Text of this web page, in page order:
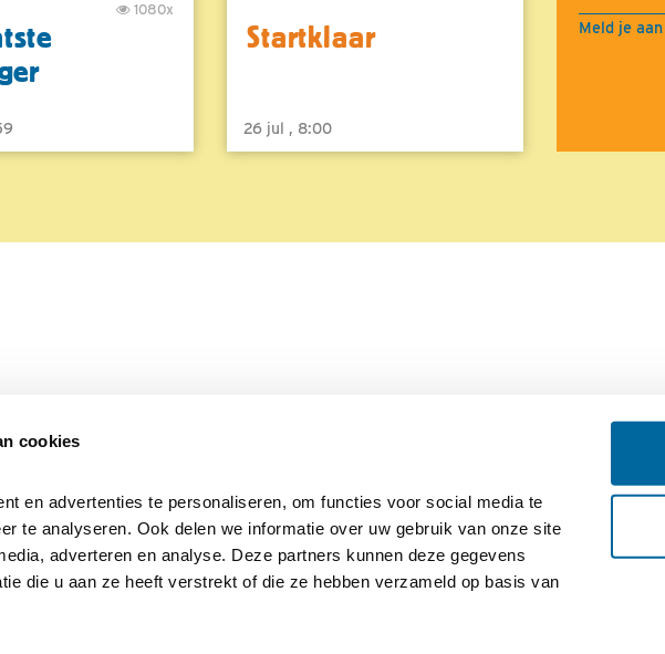
cookies
en advertenties te personaliseren, om functies voor social media te
te analyseren. Ook delen we informatie over uw gebruik van onze site
adverteren en analyse. Deze partners kunnen deze gegevens
die u aan ze heeft verstrekt of die ze hebben verzameld op basis van
1080x
Startklaar
26 jul , 8:00
Meld je aan
Colofon